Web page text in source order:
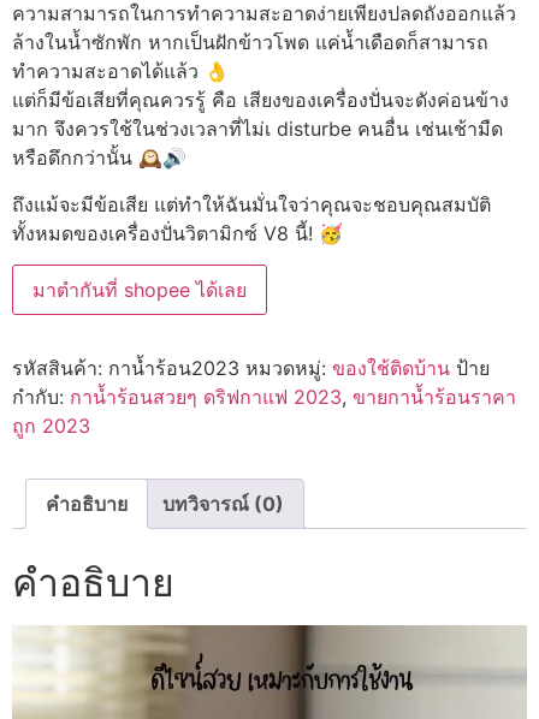
ความสามารถในการทำความสะอาดง่ายเพียงปลดถังออกแล้ว
ล้างในน้ำซักพัก หากเป็นฝักข้าวโพด แค่น้ำเดือดก็สามารถ
ทำความสะอาดได้แล้ว 👌
แต่ก็มีข้อเสียที่คุณควรรู้ คือ เสียงของเครื่องปั่นจะดังค่อนข้าง
มาก จึงควรใช้ในช่วงเวลาที่ไม่เ disturbe คนอื่น เช่นเช้ามืด
หรือดึกกว่านั้น 🕰️🔊
ถึงแม้จะมีข้อเสีย แต่ทำให้ฉันมั่นใจว่าคุณจะชอบคุณสมบัติ
ทั้งหมดของเครื่องปั่นวิตามิกซ์ V8 นี้! 🥳
มาตำกันที่ shopee ได้เลย
รหัสสินค้า: กาน้ำร้อน2023 หมวดหมู่: ของใช้ติดบ้าน ป้าย
กำกับ: กาน้ำร้อนสวยๆ ดริฟกาแฟ 2023, ขายกาน้ำร้อนราคา
ถูก 2023
คำอธิบาย บทวิจารณ์ (0)
คำอธิบาย